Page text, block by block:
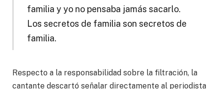
familia y yo no pensaba jamás sacarlo.
Los secretos de familia son secretos de
familia.
Respecto a la responsabilidad sobre la filtración, la
cantante descartó señalar directamente al periodista